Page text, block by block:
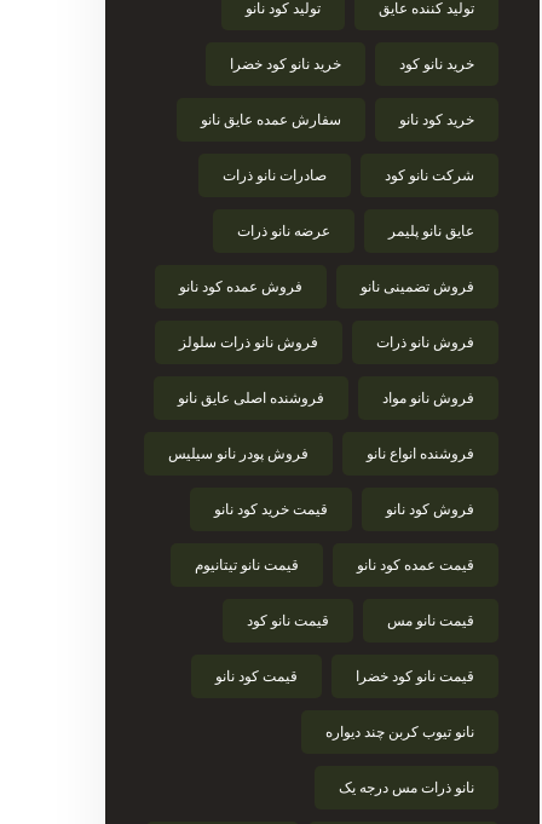
تولید کننده عایق تولید کود نانو
خرید نانو کود خرید نانو کود خضرا
خرید کود نانو سفارش عمده عایق نانو
شرکت نانو کود صادرات نانو ذرات
عایق نانو پلیمر عرضه نانو ذرات
فروش تضمینی نانو فروش عمده کود نانو
فروش نانو ذرات فروش نانو ذرات سلولز
فروش نانو مواد فروشنده اصلی عایق نانو
فروشنده انواع نانو فروش پودر نانو سیلیس
فروش کود نانو قیمت خرید کود نانو
قیمت عمده کود نانو قیمت نانو تیتانیوم
قیمت نانو مس قیمت نانو کود
قیمت نانو کود خضرا قیمت کود نانو
نانو تیوب کربن چند دیواره
نانو ذرات مس درجه یک